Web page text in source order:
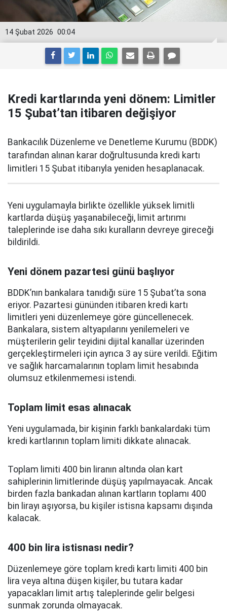
00:04
14 Şubat 2026
Kredi kartlarında yeni dönem: Limitler
15 Şubat’tan itibaren değişiyor
Bankacılık Düzenleme ve Denetleme Kurumu (BDDK)
tarafından alınan karar doğrultusunda kredi kartı
limitleri 15 Şubat itibarıyla yeniden hesaplanacak.
Yeni uygulamayla birlikte özellikle yüksek limitli
kartlarda düşüş yaşanabileceği, limit artırımı
taleplerinde ise daha sıkı kuralların devreye gireceği
bildirildi.
Yeni dönem pazartesi günü başlıyor
BDDK’nın bankalara tanıdığı süre 15 Şubat’ta sona
eriyor. Pazartesi gününden itibaren kredi kartı
limitleri yeni düzenlemeye göre güncellenecek.
Bankalara, sistem altyapılarını yenilemeleri ve
müşterilerin gelir teyidini dijital kanallar üzerinden
gerçekleştirmeleri için ayrıca 3 ay süre verildi. Eğitim
ve sağlık harcamalarının toplam limit hesabında
olumsuz etkilenmemesi istendi.
Toplam limit esas alınacak
Yeni uygulamada, bir kişinin farklı bankalardaki tüm
kredi kartlarının toplam limiti dikkate alınacak.
Toplam limiti 400 bin liranın altında olan kart
sahiplerinin limitlerinde düşüş yapılmayacak. Ancak
birden fazla bankadan alınan kartların toplamı 400
bin lirayı aşıyorsa, bu kişiler istisna kapsamı dışında
kalacak.
400 bin lira istisnası nedir?
Düzenlemeye göre toplam kredi kartı limiti 400 bin
lira veya altına düşen kişiler, bu tutara kadar
yapacakları limit artış taleplerinde gelir belgesi
sunmak zorunda olmayacak.